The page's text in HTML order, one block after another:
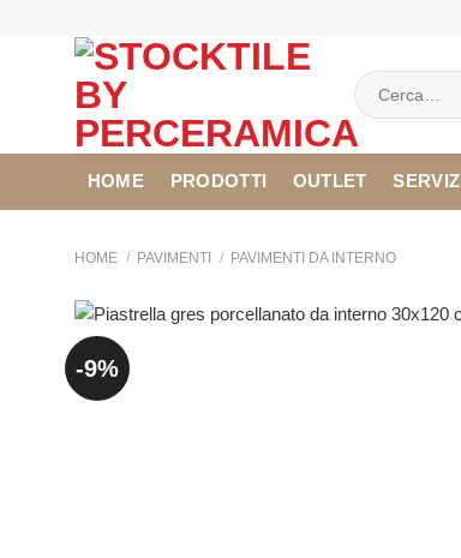
Cerca:
HOME PRODOTTI OUTLET SERVIZI
HOME / PAVIMENTI / PAVIMENTI DA INTERNO
-9%